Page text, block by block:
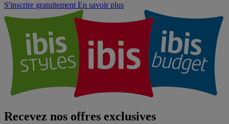
S'inscrire gratuitement En savoir plus
Recevez nos offres exclusives